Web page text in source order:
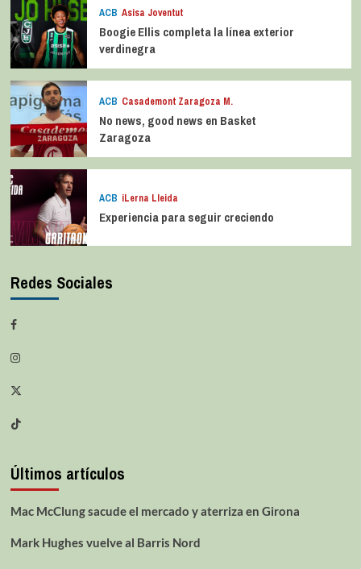
ACB Asisa Joventut
Boogie Ellis completa la línea exterior
verdinegra
ACB Casademont Zaragoza M.
No news, good news en Basket
Zaragoza
ACB iLerna Lleida
Experiencia para seguir creciendo
Redes Sociales
Últimos artículos
Mac McClung sacude el mercado y aterriza en Girona
Mark Hughes vuelve al Barris Nord